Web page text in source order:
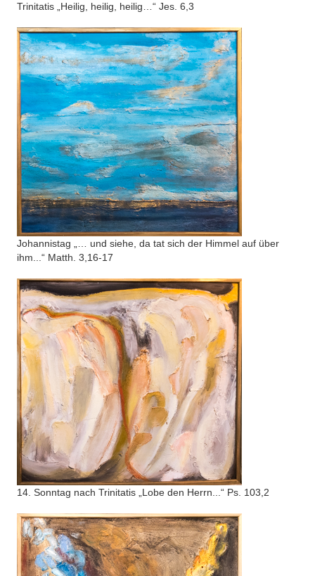
Trinitatis „Heilig, heilig, heilig…“ Jes. 6,3
Johannistag „… und siehe, da tat sich der Himmel auf über
ihm...“ Matth. 3,16-17
14. Sonntag nach Trinitatis „Lobe den Herrn...“ Ps. 103,2